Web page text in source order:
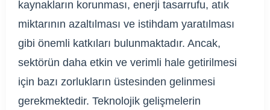
kaynakların korunması, enerji tasarrufu, atık
miktarının azaltılması ve istihdam yaratılması
gibi önemli katkıları bulunmaktadır. Ancak,
sektörün daha etkin ve verimli hale getirilmesi
için bazı zorlukların üstesinden gelinmesi
gerekmektedir. Teknolojik gelişmelerin